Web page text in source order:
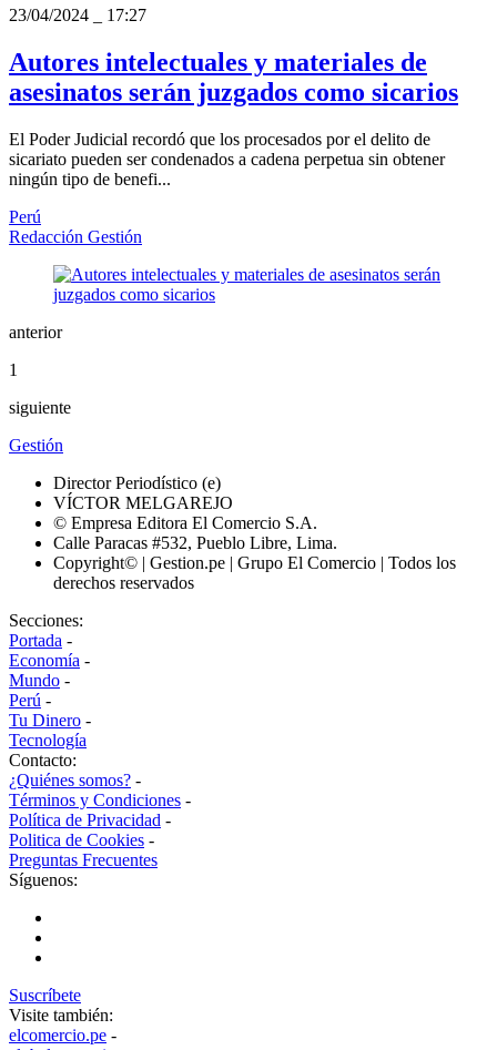
23/04/2024
17:27
Autores intelectuales y materiales de
asesinatos serán juzgados como sicarios
El Poder Judicial recordó que los procesados por el delito de
sicariato pueden ser condenados a cadena perpetua sin obtener
ningún tipo de benefi...
Perú
Redacción Gestión
anterior
1
siguiente
Gestión
Director Periodístico (e)
VÍCTOR MELGAREJO
© Empresa Editora El Comercio S.A.
Calle Paracas #532, Pueblo Libre, Lima.
Copyright© | Gestion.pe | Grupo El Comercio | Todos los
derechos reservados
Secciones:
Portada -
Economía -
Mundo -
Perú -
Tu Dinero -
Tecnología
Contacto:
¿Quiénes somos? -
Términos y Condiciones -
Política de Privacidad -
Politica de Cookies -
Preguntas Frecuentes
Síguenos:
Suscríbete
Visite también:
elcomercio.pe -